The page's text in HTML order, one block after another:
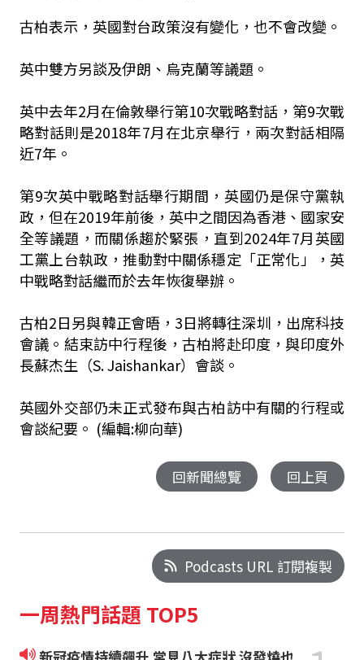
古柏表示，英國對台政策沒有變化，也不會改變。
英中雙方另談及伊朗、烏克蘭等議題。
英中去年2月在倫敦舉行第10次戰略對話，第9次戰
略對話則是2018年7月在北京舉行，兩次對話相隔
近7年。
第9次英中戰略對話舉行期間，英國仍是保守黨執
政，但在2019年前後，英中之間因為香港、國家安
全等議題，而關係趨於緊張，直到2024年7月英國
工黨上台執政，推動對中關係穩定「正常化」，英
中戰略對話繼而於去年恢復舉辦。
古柏2日另與韓正會晤，3日將轉往深圳，出席科技
會議。結束訪中行程後，古柏將赴印度，與印度外
長蘇杰生（S. Jaishankar）會談。
英國外交部仍未正式發布與古柏訪中有關的行程或
會談紀要。 (編輯:柳向華)
回新聞總覽 回上頁
Podcasts URL 訂閱複製
一周熱門話題 TOP5